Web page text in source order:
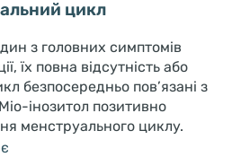
цикл
з головних симптомів
їх повна відсутність або
безпосередньо пов’язані з
інозитол позитивно
менструального циклу.